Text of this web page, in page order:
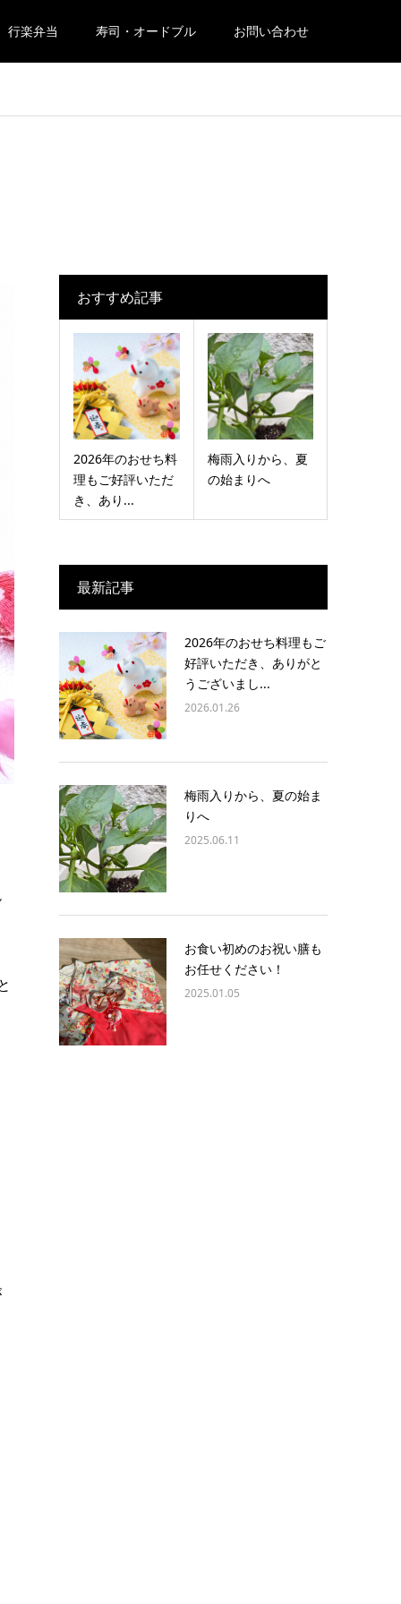
行楽弁当 寿司・オードブル お問い合わせ
おすすめ記事
2026年のおせち料
理もご好評いただ
き、あり...
梅雨入りから、夏
の始まりへ
最新記事
2026年のおせち料理もご
好評いただき、ありがと
うございまし...
2026.01.26
梅雨入りから、夏の始ま
りへ
2025.06.11
お食い初めのお祝い膳も
お任せください！
2025.01.05